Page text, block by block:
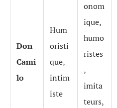
Don
Cami
lo
Hum
oristi
que,
intim
iste
onom
ique,
humo
ristes
,
imita
teurs,